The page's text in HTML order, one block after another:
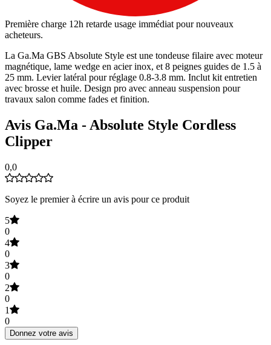
Première charge 12h retarde usage immédiat pour nouveaux
acheteurs.
La Ga.Ma GBS Absolute Style est une tondeuse filaire avec moteur
magnétique, lame wedge en acier inox, et 8 peignes guides de 1.5 à
25 mm. Levier latéral pour réglage 0.8-3.8 mm. Inclut kit entretien
avec brosse et huile. Design pro avec anneau suspension pour
travaux salon comme fades et finition.
Avis Ga.Ma - Absolute Style Cordless
Clipper
0,0
Soyez le premier à écrire un avis pour ce produit
5
0
4
0
3
0
2
0
1
0
Donnez votre avis